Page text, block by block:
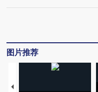
图片推荐